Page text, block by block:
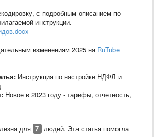
с подробным описанием по
инструкции.
изменениям 2025 на RuTube
Инструкция по настройке НДФЛ и
Новое в 2023 году - тарифы, отчетность,
для 7 людей. Эта статья помогла